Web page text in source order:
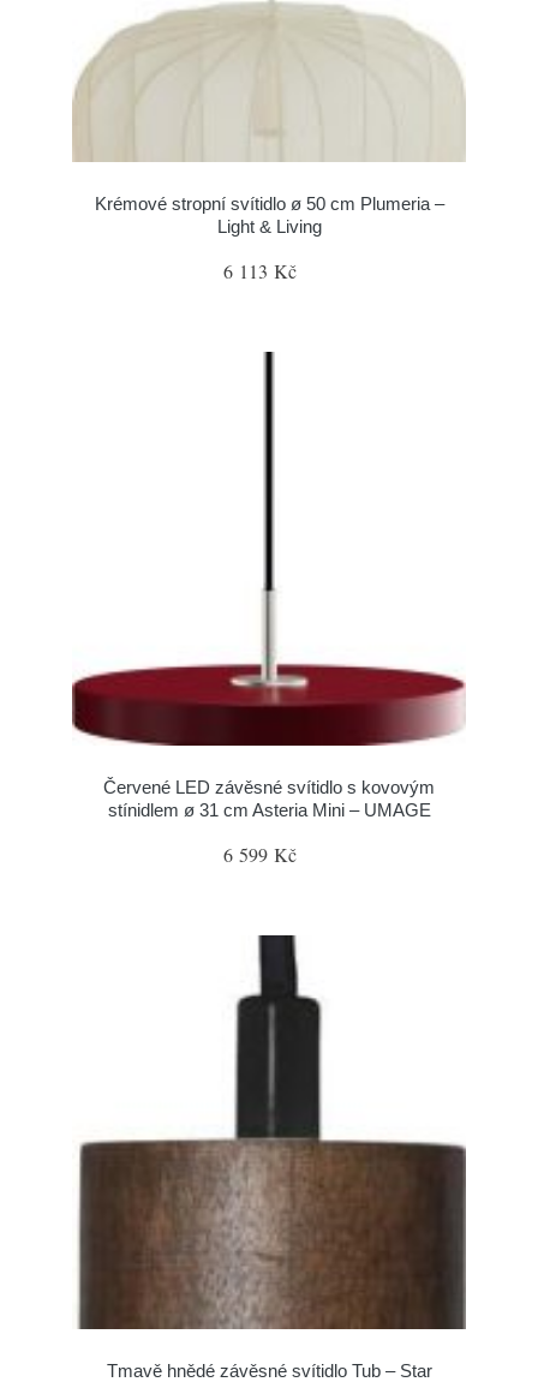
Krémové stropní svítidlo ø 50 cm Plumeria –
Light & Living
6 113 Kč
Červené LED závěsné svítidlo s kovovým
stínidlem ø 31 cm Asteria Mini – UMAGE
6 599 Kč
Tmavě hnědé závěsné svítidlo Tub – Star